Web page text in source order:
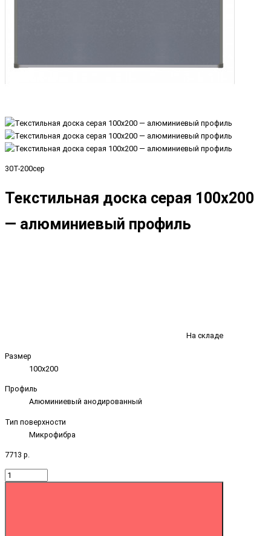
30Т-200сер
Текстильная доска серая 100х200
— алюминиевый профиль
На складе
Размер
100х200
Профиль
Алюминиевый анодированный
Тип поверхности
Микрофибра
7713 р.